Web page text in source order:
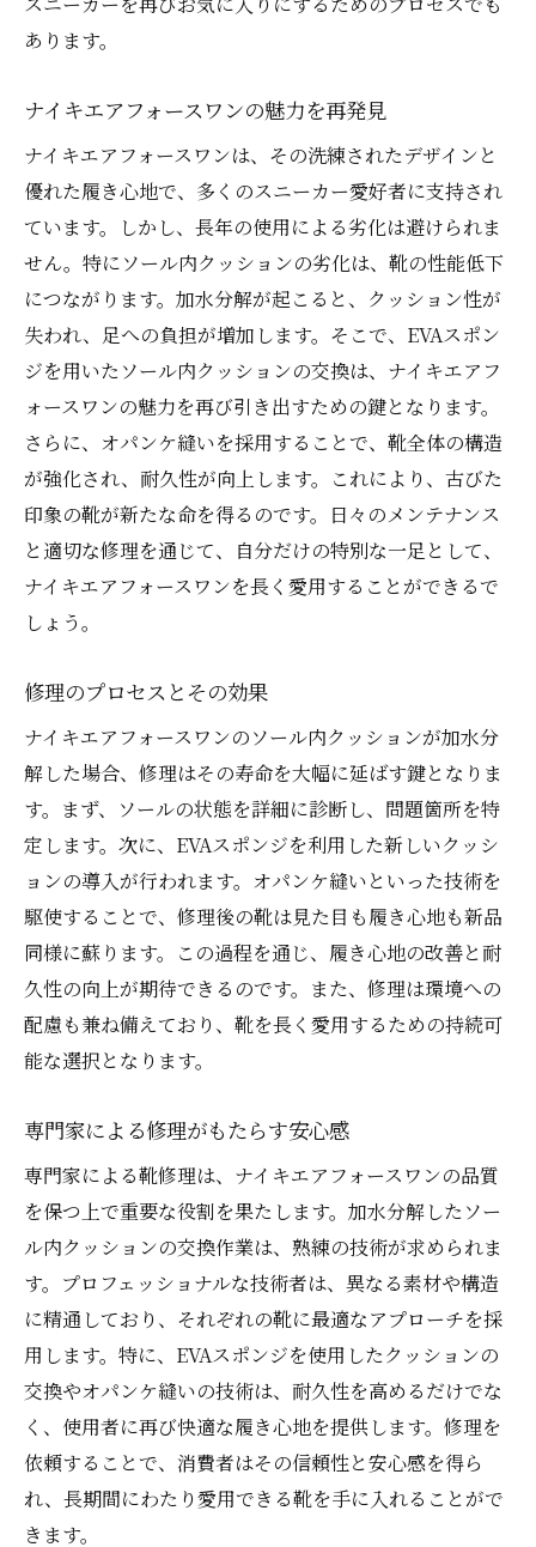
オパンケ縫いとは何か？
ナイキエアフォースワンへの応用方法
耐久性を高める理由
快適さを保つ縫い方の技術
オパンケ縫いの歴史と意義
実際に行った修理例
ソール内クッション交換で長持ちさせる靴修理
の秘訣
長持ちさせるためのポイント
交換前に知っておくべきこと
交換後のメンテナンスが重要
修理の効果を高める方法
ソール内クッション交換の手順
履き心地を蘇らせるソール修理のポイントと具
履き心地改善のための具体的アプローチ
ソール修理の成功例
修理の専門家が語るポイント
具体例に学ぶ修理の重要性
ソール修理後の履き心地変化
修理前後の比較で見る効果
ナイキエアフォースワンの履き心地を保つため
のメンテナンス術
専門家のアドバイスを活かす
履き心地を長く保つ秘訣
メンテナンスに必要な道具
実践的なメンテナンスの手順
定期的なチェックの重要性
加水分解を防ぎ、長く愛用するための靴修理ガ
イド
加水分解を未然に防ぐ方法
修理ガイドで差がつく理由
長く愛用するための修理計画
あります。
ナイキエアフォースワンの魅力を再発見
ナイキエアフォースワンは、その洗練されたデザインと
優れた履き心地で、多くのスニーカー愛好者に支持され
ています。しかし、長年の使用による劣化は避けられま
せん。特にソール内クッションの劣化は、靴の性能低下
につながります。加水分解が起こると、クッション性が
失われ、足への負担が増加します。そこで、EVAスポン
ジを用いたソール内クッションの交換は、ナイキエアフ
ォースワンの魅力を再び引き出すための鍵となります。
さらに、オパンケ縫いを採用することで、靴全体の構造
が強化され、耐久性が向上します。これにより、古びた
印象の靴が新たな命を得るのです。日々のメンテナンス
と適切な修理を通じて、自分だけの特別な一足として、
ナイキエアフォースワンを長く愛用することができるで
しょう。
修理のプロセスとその効果
ナイキエアフォースワンのソール内クッションが加水分
解した場合、修理はその寿命を大幅に延ばす鍵となりま
す。まず、ソールの状態を詳細に診断し、問題箇所を特
定します。次に、EVAスポンジを利用した新しいクッシ
ョンの導入が行われます。オパンケ縫いといった技術を
駆使することで、修理後の靴は見た目も履き心地も新品
同様に蘇ります。この過程を通じ、履き心地の改善と耐
久性の向上が期待できるのです。また、修理は環境への
配慮も兼ね備えており、靴を長く愛用するための持続可
能な選択となります。
専門家による修理がもたらす安心感
専門家による靴修理は、ナイキエアフォースワンの品質
を保つ上で重要な役割を果たします。加水分解したソー
ル内クッションの交換作業は、熟練の技術が求められま
す。プロフェッショナルな技術者は、異なる素材や構造
に精通しており、それぞれの靴に最適なアプローチを採
用します。特に、EVAスポンジを使用したクッションの
交換やオパンケ縫いの技術は、耐久性を高めるだけでな
く、使用者に再び快適な履き心地を提供します。修理を
依頼することで、消費者はその信頼性と安心感を得ら
れ、長期間にわたり愛用できる靴を手に入れることがで
きます。